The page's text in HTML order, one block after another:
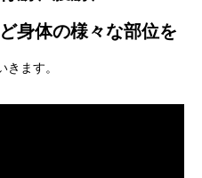
身体の様々な部位を
ます。